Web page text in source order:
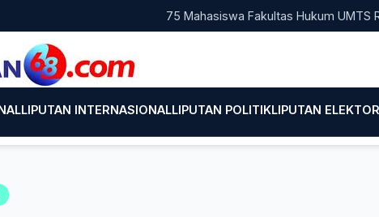
75 Mahasiswa Fakultas Hukum UMTS
LIPUTAN INTERNASIONALLIPUTAN POLITIKLIPUTAN